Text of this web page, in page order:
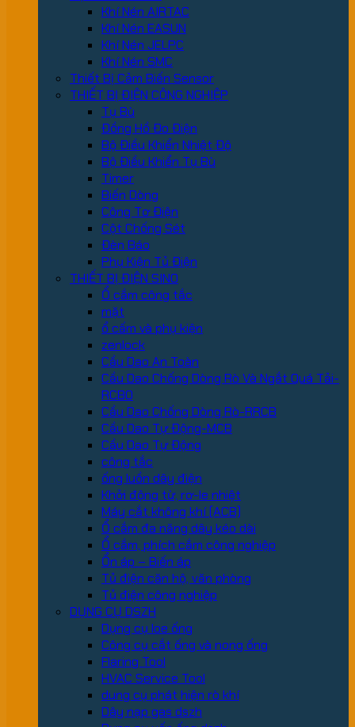
Khí Nén AIRTAC
Khí Nén EASUN
Khí Nén JELPC
Khí Nén SMC
Thiết Bị Cảm Biến Sensor
THIẾT BỊ ĐIỆN CÔNG NGHIỆP
Tụ Bù
Đồng Hồ Đo Điện
Bộ Điều Khiển Nhiệt Độ
Bộ Điều Khiển Tụ Bù
Timer
Biến Dòng
Công Tơ Điện
Cột Chống Sét
Đèn Báo
Phụ Kiện Tủ Điện
THIẾT BỊ ĐIỆN SINO
Ổ cắm công tắc
mặt
ổ cấm và phụ kiện
zenlock
Cầu Dao An Toàn
Cầu Dao Chống Dòng Rò Và Ngắt Quá Tải-
RCBO
Cầu Dao Chống Dòng Rò-RRCB
Cầu Dao Tự Động-MCB
Cầu Dao Tự Động
công tắc
ống luồn dây điện
Khởi động từ, rơ-le nhiệt
Máy cắt không khí (ACB)
Ổ cắm đa năng dây kéo dài
Ổ cắm, phích cắm công nghiệp
Ổn áp – Biến áp
Tủ điện căn hộ, văn phòng
Tủ điện công nghiệp
DỤNG CỤ DSZH
Dụng cụ loe ống
Công cụ cắt ống và nong ống
Flaring Tool
HVAC Service Tool
dung cụ phát hiện rò khí
Dây nạp gas dszh